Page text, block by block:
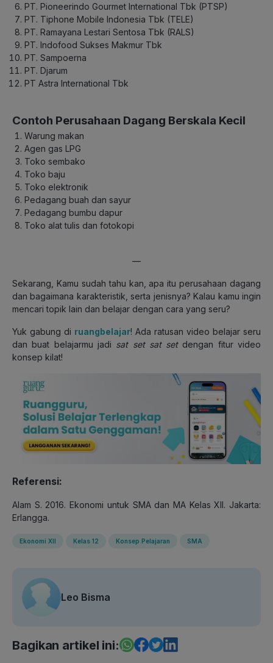
PT. Pioneerindo Gourmet International Tbk (PTSP)
PT. Tiphone Mobile Indonesia Tbk (TELE)
PT. Ramayana Lestari Sentosa Tbk (RALS)
PT. Indofood Sukses Makmur Tbk
PT. Sampoerna
PT. Djarum
PT Astra International Tbk
Contoh Perusahaan Dagang Berskala Kecil
Warung makan
Agen gas LPG
Toko sembako
Toko baju
Toko elektronik
Pedagang buah dan sayur
Pedagang bumbu dapur
Toko alat tulis dan fotokopi
—
Sekarang, Kamu sudah tahu kan, apa itu perusahaan dagang
dan bagaimana karakteristik, serta jenisnya? Kalau kamu ingin
mencari topik lain dan belajar dengan cara yang seru?
Yuk gabung di ruangbelajar! Ada ratusan video belajar seru
dan buat belajarmu jadi sat set sat set dengan fitur video
konsep kilat!
Referensi:
Alam S. 2016. Ekonomi untuk SMA dan MA Kelas XII. Jakarta:
Erlangga.
Ekonomi XII Kelas 12 Konsep Pelajaran SMA
Leo Bisma
Bagikan artikel ini: